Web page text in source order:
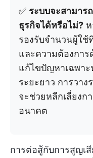
✅ ระบบจะสามาร
ธุรกิจได้หรือไม่?
รองรับจำนวนผู้ใช้
และความต้องกา
แก้ไขปัญหาเฉพา
ระยะยาว การวา
จะช่วยหลีกเลี่ยงก
อนาคต
การต่อสู้กับการสูญเ